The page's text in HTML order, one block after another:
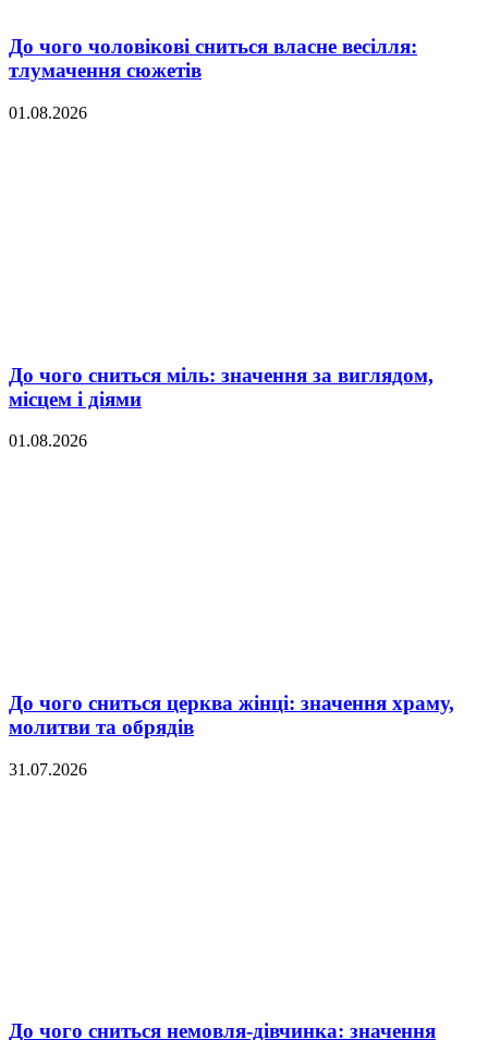
До чого чоловікові сниться власне весілля:
тлумачення сюжетів
01.08.2026
До чого сниться міль: значення за виглядом,
місцем і діями
01.08.2026
До чого сниться церква жінці: значення храму,
молитви та обрядів
31.07.2026
До чого сниться немовля-дівчинка: значення